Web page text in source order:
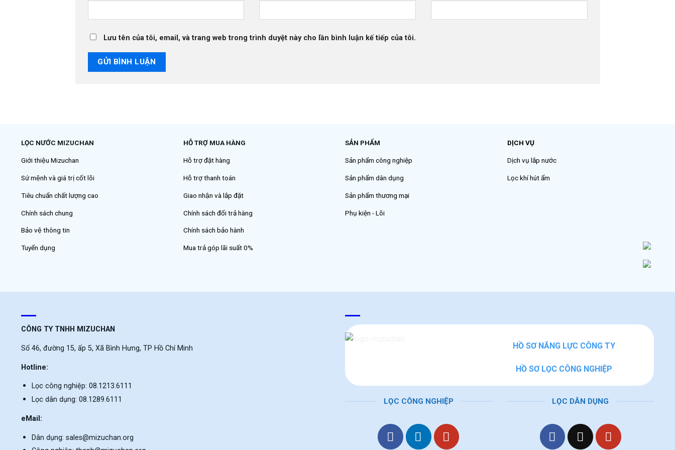
Lưu tên của tôi, email, và trang web trong trình duyệt này cho lần bình luận kế tiếp của tôi.
LỌC NƯỚC MIZUCHAN
Giới thiệu Mizuchan
Sứ mệnh và giá trị cốt lõi
Tiêu chuẩn chất lượng cao
Chính sách chung
Bảo vệ thông tin
Tuyển dụng
HỖ TRỢ MUA HÀNG
Hỗ trợ đặt hàng
Hỗ trợ thanh toán
Giao nhận và lắp đặt
Chính sách đổi trả hàng
Chính sách bảo hành
Mua trả góp lãi suất 0%
SẢN PHẨM
Sản phẩm công nghiệp
Sản phẩm dân dụng
Sản phẩm thương mại
Phụ kiện - Lõi
DỊCH VỤ
Dịch vụ lắp nước
Lọc khí hút ẩm
CÔNG TY TNHH MIZUCHAN
Số 46, đường 15, ấp 5, Xã Bình Hưng, TP Hồ Chí Minh
Hotline:
Lọc công nghiệp: 08.1213.6111
Lọc dân dụng: 08.1289.6111
eMail:
Dân dụng: sales@mizuchan.org
HỒ SƠ NĂNG LỰC CÔNG TY
HỒ SƠ LỌC CÔNG NGHIỆP
LỌC CÔNG NGHIỆP LỌC DÂN DỤNG